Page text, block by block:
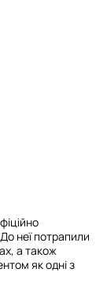
неї потрапили
а також
як одні з